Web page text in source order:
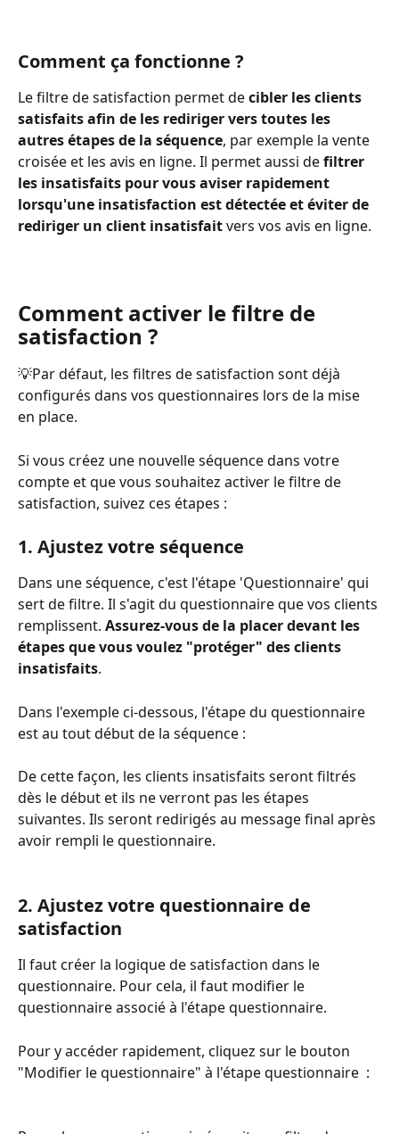
Comment ça fonctionne ?
Le filtre de satisfaction permet de cibler les clients
satisfaits afin de les rediriger vers toutes les
autres étapes de la séquence, par exemple la vente
croisée et les avis en ligne. Il permet aussi de filtrer
les insatisfaits pour vous aviser rapidement
lorsqu'une insatisfaction est détectée et éviter de
rediriger un client insatisfait vers vos avis en ligne.
Comment activer le filtre de
satisfaction ?
💡Par défaut, les filtres de satisfaction sont déjà
configurés dans vos questionnaires lors de la mise
en place.
Si vous créez une nouvelle séquence dans votre
compte et que vous souhaitez activer le filtre de
satisfaction, suivez ces étapes :
1. Ajustez votre séquence
Dans une séquence, c'est l'étape 'Questionnaire' qui
sert de filtre. Il s'agit du questionnaire que vos clients
remplissent. Assurez-vous de la placer devant les
étapes que vous voulez "protéger" des clients
insatisfaits.
Dans l'exemple ci-dessous, l'étape du questionnaire
est au tout début de la séquence :
De cette façon, les clients insatisfaits seront filtrés
dès le début et ils ne verront pas les étapes
suivantes. Ils seront redirigés au message final après
avoir rempli le questionnaire.
2. Ajustez votre questionnaire de
satisfaction
Il faut créer la logique de satisfaction dans le
questionnaire. Pour cela, il faut modifier le
questionnaire associé à l'étape questionnaire.
Pour y accéder rapidement, cliquez sur le bouton
"Modifier le questionnaire" à l'étape questionnaire  :